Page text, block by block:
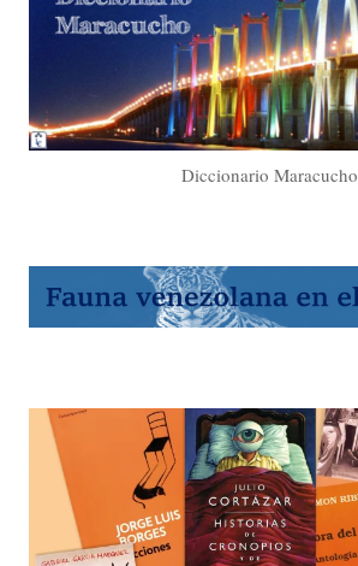
Diccionario Maracucho